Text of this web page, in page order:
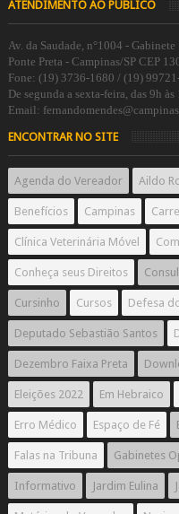
ATENDIMENTO AO PÚBLICO
Av. da Saudade, n°1004 - Gabinete
Ponte Preta - Campinas/SP CEP
Fone: (19) 3736-1680 / (19)
De segunda a sexta-feira, das 9h às
Email:
ENCONTRAR NO SITE
Agenda do Vereador Aildo
Benefícios Campinas
Clínica Veterinária Móvel
Conheça seus Direitos
Cursinho Cursos Defesa
Deputado Sebastião Santos
Dezembro Faixa Preta
Eleições 2022 Em Hebraico
Erro Médico Espaço de Fé
Falas na Tribuna Gabinetes
Informativo Jardim Eulina